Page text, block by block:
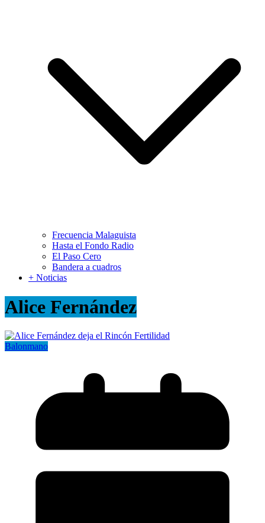
Frecuencia Malaguista
Hasta el Fondo Radio
El Paso Cero
Bandera a cuadros
+ Noticias
Alice Fernández
Balonmano